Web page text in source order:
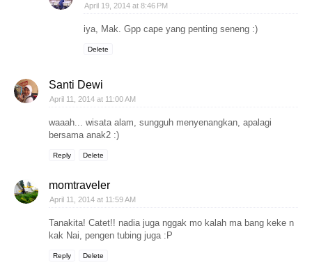
April 19, 2014 at 8:46 PM
iya, Mak. Gpp cape yang penting seneng :)
Delete
Santi Dewi
April 11, 2014 at 11:00 AM
waaah... wisata alam, sungguh menyenangkan, apalagi
bersama anak2 :)
Reply Delete
momtraveler
April 11, 2014 at 11:59 AM
Tanakita! Catet!! nadia juga nggak mo kalah ma bang keke n
kak Nai, pengen tubing juga :P
Reply Delete